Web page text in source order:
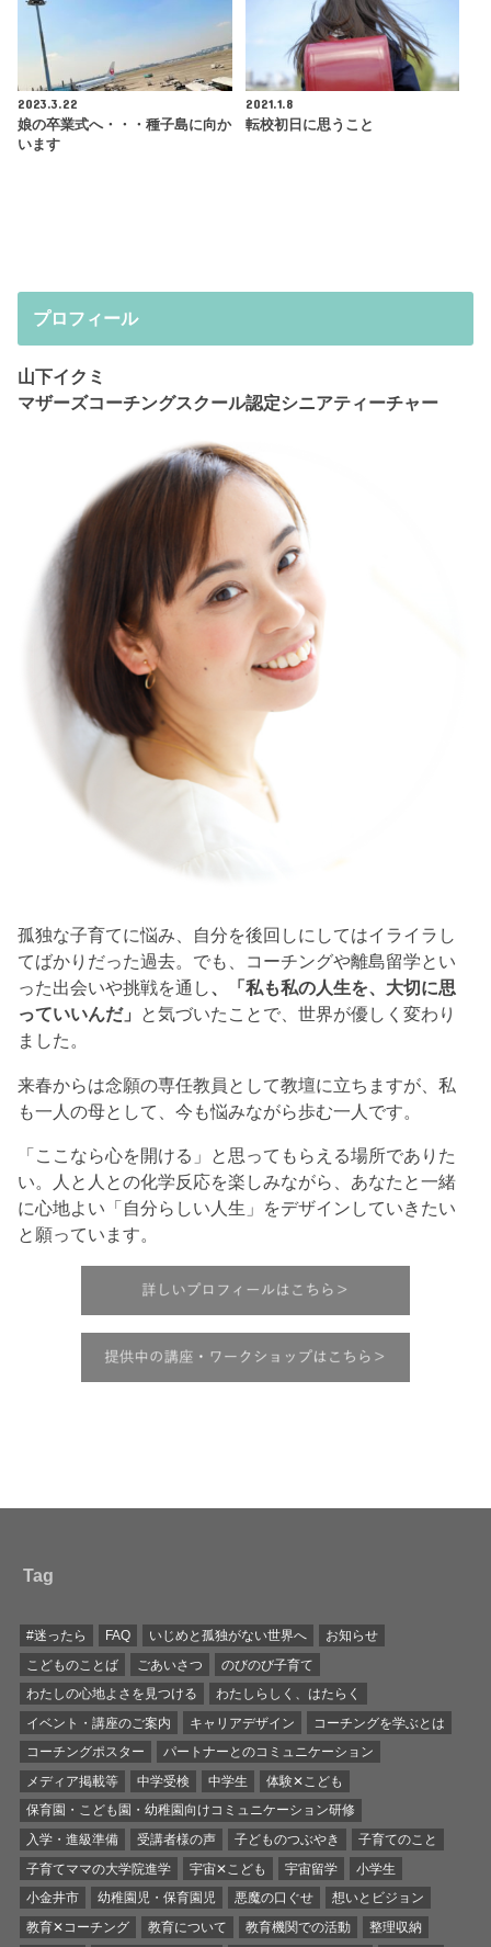
2023.3.22
娘の卒業式へ・・・種子島に向か
います
2021.1.8
転校初日に思うこと
プロフィール
山下イクミ
マザーズコーチングスクール認定シニアティーチャー
孤独な子育てに悩み、自分を後回しにしてはイライラし
てばかりだった過去。でも、コーチングや離島留学とい
った出会いや挑戦を通し、「私も私の人生を、大切に思
っていいんだ」 と気づいたことで、世界が優しく変わり
ました。
来春からは念願の専任教員として教壇に立ちますが、私
も一人の母として、今も悩みながら歩む一人です。
「ここなら心を開ける」と思ってもらえる場所でありた
い。人と人との化学反応を楽しみながら、あなたと一緒
に心地よい「自分らしい人生」をデザインしていきたい
と願っています。
Tag
#迷ったら FAQ いじめと孤独がない世界へ
お知らせ
こどものことば
ごあいさつ
のびのび子育て
わたしの心地よさを見つける
わたしらしく、はたらく
イベント・講座のご案内
キャリアデザイン
コーチングを学ぶとは
コーチングポスター
パートナーとのコミュニケーション
メディア掲載等
中学受検 中学生
体験✕こども
保育園・こども園・幼稚園向けコミュニケーション研修
入学・進級準備
受講者様の声 子どものつぶやき
子育てのこと
子育てママの大学院進学
宇宙✕こども 宇宙留学
小学生
小金井市
幼稚園児・保育園児 悪魔の口ぐせ
想いとビジョン
教育✕コーチング
教育について 教育機関での活動
整理収納